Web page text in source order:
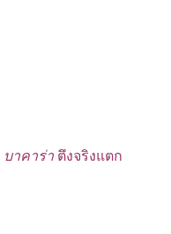
บาคาร่า ตึงจริงแตก